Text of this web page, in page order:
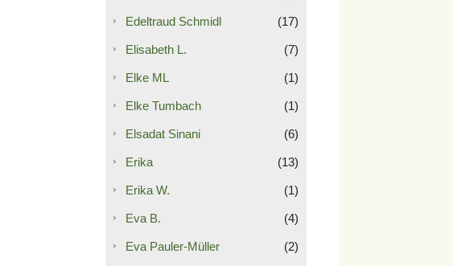
Edeltraud Schmidl (17)
Elisabeth L. (7)
Elke ML (1)
Elke Tumbach (1)
Elsadat Sinani (6)
Erika (13)
Erika W. (1)
Eva B. (4)
Eva Pauler-Müller (2)